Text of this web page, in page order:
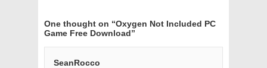
One thought on “Oxygen Not Included PC
Game Free Download”
SeanRocco